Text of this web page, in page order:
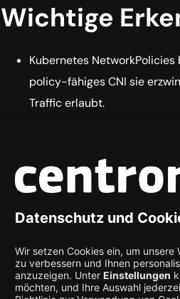
Wichtige
Kubernetes
policy-fähiges CNI sie
Traffic erlaubt.
macht.
Cilium und stellt
Layer-7-Regeln wie das
Blockieren von POST /
möglich, gehören jedoch